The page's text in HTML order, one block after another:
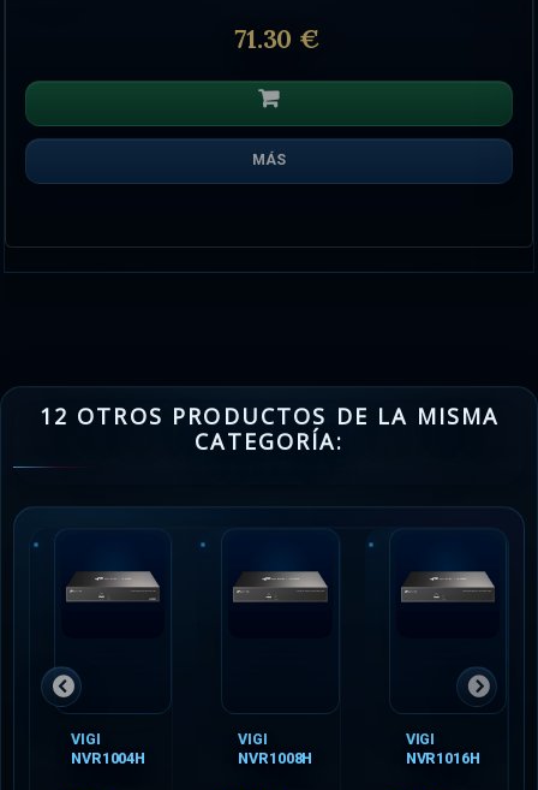
71.30 €
MÁS
12 OTROS PRODUCTOS DE LA MISMA
CATEGORÍA:
VIGI
NVR1004H
VIGI
NVR1008H
VIGI
NVR1016H